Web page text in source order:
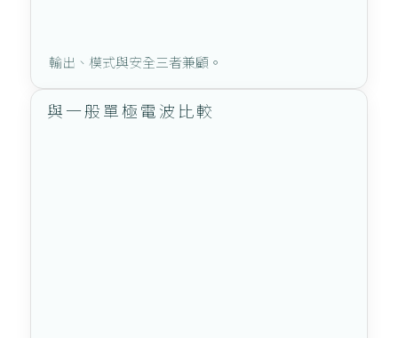
輸出、模式與安全三者兼顧。
與一般單極電波比較